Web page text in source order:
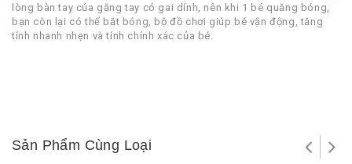
lòng bàn tay của găng tay có gai dính, nên khi 1 bé quăng bóng,
bạn còn lại có thể bắt bóng, bộ đồ chơi giúp bé vận động, tăng
tính nhanh nhẹn và tính chính xác của bé.
Sản Phẩm Cùng Loại